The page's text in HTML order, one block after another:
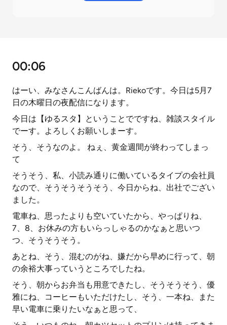
00:06
はーい、みなさんこんばんは。Riekoです。今日は5月7
日の木曜日の夜配信になります。
今日は【ゆるスタ】ということでですね、雑談スタイル
でーす。よろしくお願いしまーす。
そう、そうなのよ。 ねぇ、黄金週間が終わってしまっ
て
そうそう、私、小読み通りに働いているタイプの会社員
なので、そうそうそうそう、今日からね、出社でござい
ました。
電車ね、思ったよりも空いていたから、やっぱりね、
7、8、お休みの方もいらっしゃるのかなぁと思いつ
つ、そうそうそう。
あとね、そう、混むのがね、嫌だから早めに行って、朝
の余裕大事っていうところでしたね。
そう、朝からお弁当も用意できたし、そうそうそう、優
雅にね、コーヒーもいただけたし、そう、一本ね、また
早い電車に乗りたいなぁと思って、